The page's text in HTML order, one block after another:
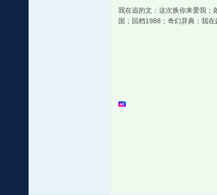
我在追的文：这次换你来爱我；
国；回档1988；奇幻异典；我